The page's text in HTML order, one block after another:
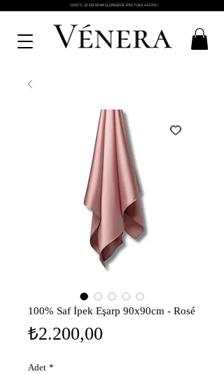
5000 TL ÜZERİ SİPARİŞLERİNİZDE İPEK TOKA HEDİYE !
100% Saf İpek Eşarp 90x90cm - Rosé
₺2.200,00
Adet *